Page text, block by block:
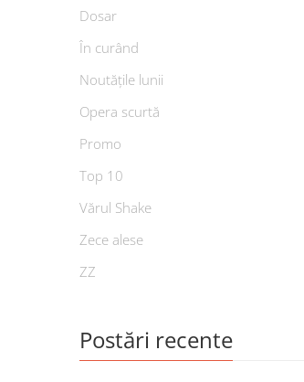
Dosar
În curând
Noutățile lunii
Opera scurtă
Promo
Top 10
Vărul Shake
Zece alese
ZZ
Postări recente